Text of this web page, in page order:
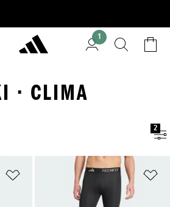
1
· CLIMA
2
Dodaj do listy życzeń